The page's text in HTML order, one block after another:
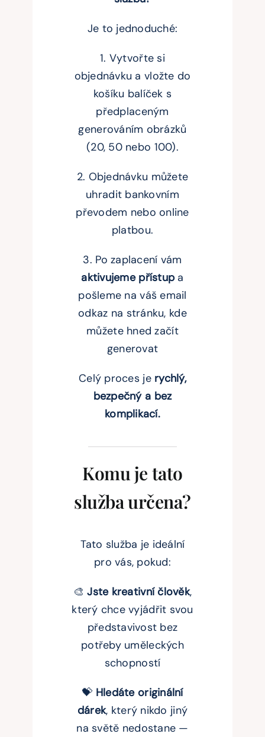
Je to jednoduché:
1. Vytvořte si
objednávku a vložte do
košíku balíček s
předplaceným
generováním obrázků
(20, 50 nebo 100).
2. Objednávku můžete
uhradit bankovním
převodem nebo online
platbou.
3. Po zaplacení vám
aktivujeme přístupa
pošleme na váš email
odkaz na stránku, kde
můžete hned začít
generovat
Celý proces je rychlý,
bezpečný a bez
komplikací.
Komu je tato
služba určena?
Tato služba je ideální
pro vás, pokud:
🎨Jste kreativní člověk,
který chce vyjádřit svou
představivost bez
potřeby uměleckých
schopností
💝 Hledáte originální
dárek, který nikdo jiný
na světě nedostane —